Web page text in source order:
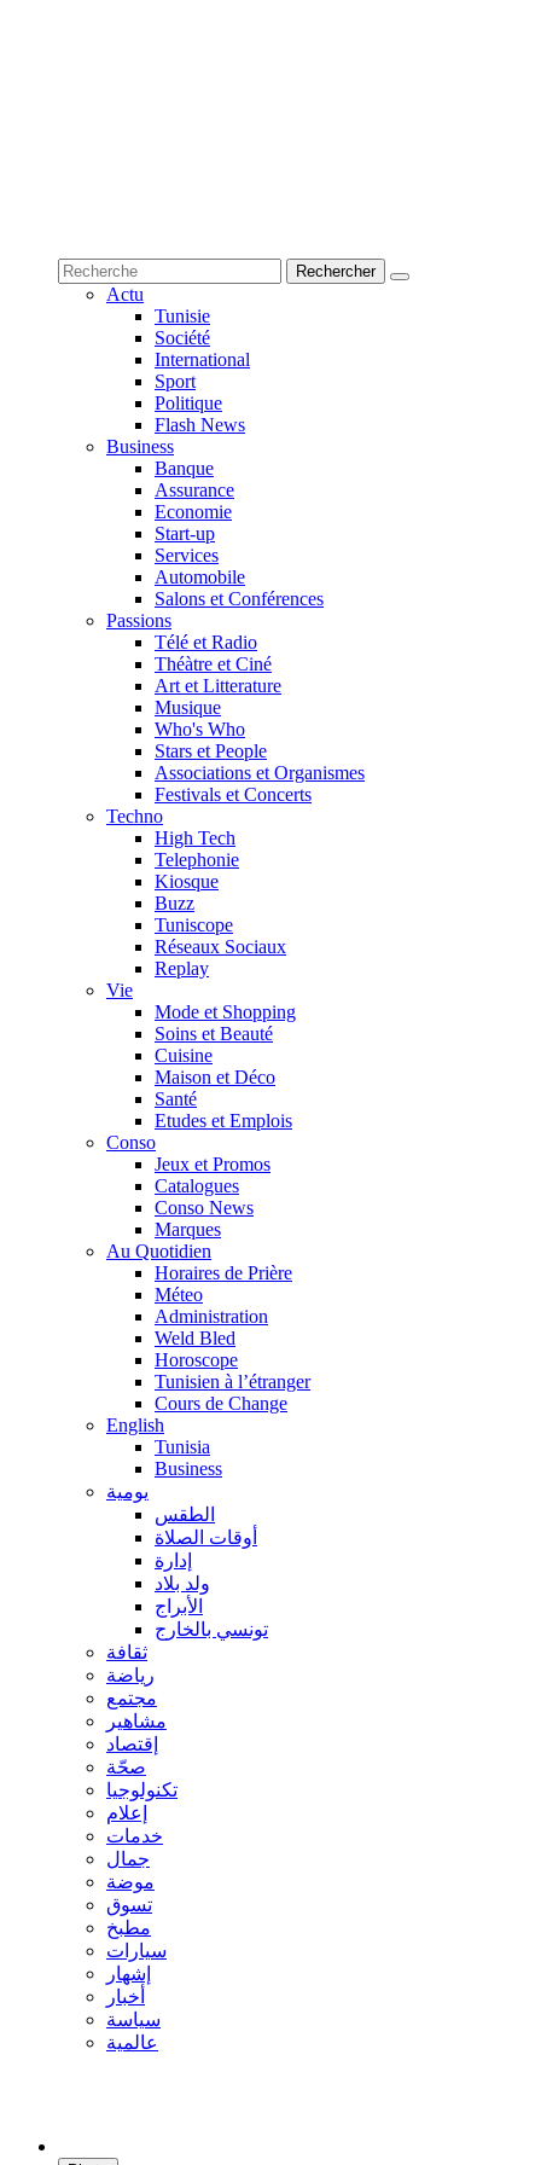
Actu
Tunisie
Société
International
Sport
Politique
Flash News
Business
Banque
Assurance
Economie
Start-up
Services
Automobile
Salons et Conférences
Passions
Télé et Radio
Théàtre et Ciné
Art et Litterature
Musique
Who's Who
Stars et People
Associations et Organismes
Festivals et Concerts
Techno
High Tech
Telephonie
Kiosque
Buzz
Tuniscope
Réseaux Sociaux
Replay
Vie
Mode et Shopping
Soins et Beauté
Cuisine
Maison et Déco
Santé
Etudes et Emplois
Conso
Jeux et Promos
Catalogues
Conso News
Marques
Au Quotidien
Horaires de Prière
Méteo
Administration
Weld Bled
Horoscope
Tunisien à l’étranger
Cours de Change
English
Tunisia
Business
يومية
الطقس
أوقات الصلاة
إدارة
ولد بلاد
الأبراج
تونسي بالخارج
ثقافة
رياضة
مجتمع
مشاهير
إقتصاد
صحّة
تكنولوجيا
إعلام
خدمات
جمال
موضة
تسوق
مطبخ
سيارات
إشهار
أخبار
سياسة
عالمية